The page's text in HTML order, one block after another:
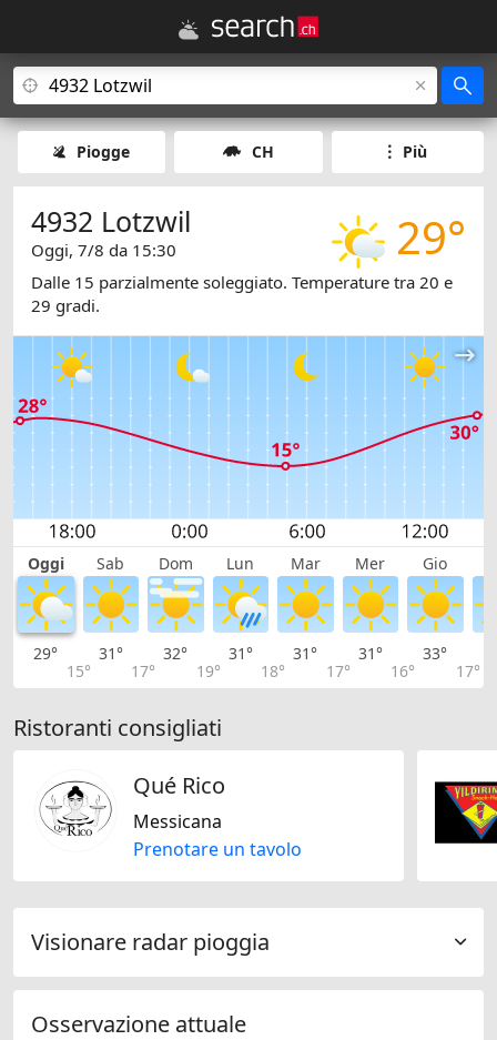
Piogge CH Più
29°
4932 Lotzwil
Oggi, 7/8 da 15:30
Dalle 15 parzialmente soleggiato. Temperature tra 20 e
29 gradi.
Oggi Sab Dom Lun Mar Mer Gio
29°
15°
31°
17°
32°
19°
31°
18°
31°
17°
31°
16°
33°
17°
Ristoranti consigliati
Qué Rico
Messicana
Prenotare un tavolo
Visionare radar pioggia
Osservazione attuale